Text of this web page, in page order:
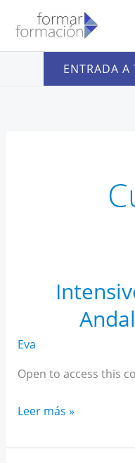
contenido
ENTRADA A
Eva
Open to access this
Intensivo
AR
Leer más »